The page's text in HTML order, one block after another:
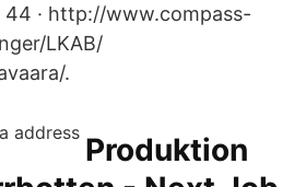
· http://www.compass-
LKAB/
.
Produktion